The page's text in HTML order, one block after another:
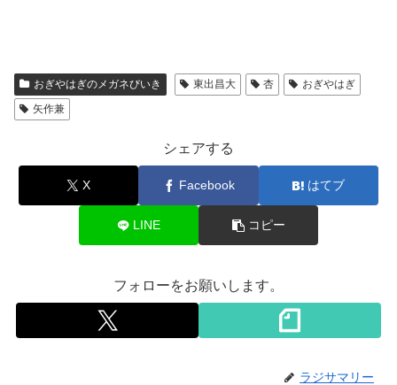
おぎやはぎのメガネびいき 東出昌大 杏
おぎやはぎ
矢作兼
シェアする
X Facebook はてブ
LINE コピー
フォローをお願いします。
ラジサマリー